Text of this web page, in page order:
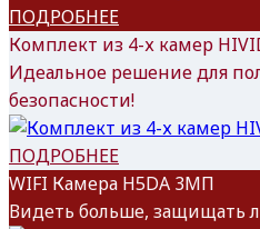
ПОДРОБНЕЕ
Комплект из 4-х камер
Идеальное решение для
безопасности!
ПОДРОБНЕЕ
WIFI Камера H5DA 3МП
Видеть больше, защищать